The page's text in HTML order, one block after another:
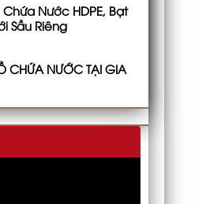
Nước HDPE, Bạt
Sầu Riêng
CHỨA NƯỚC TẠI GIA